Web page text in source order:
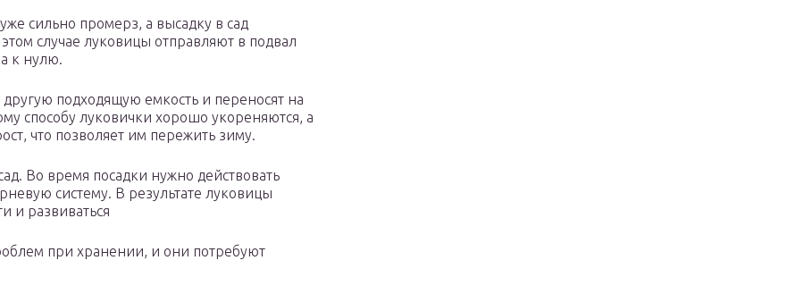
сильно промерз, а высадку в сад
случае луковицы отправляют в подвал
к нулю.
подходящую емкость и переносят на
способу луковички хорошо укореняются, а
что позволяет им пережить зиму.
Во время посадки нужно действовать
систему. В результате луковицы
и развиваться
при хранении, и они потребуют